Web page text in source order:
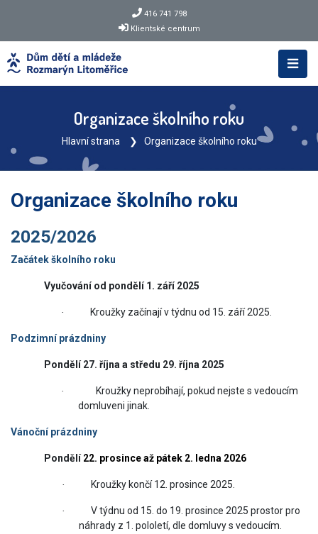
416 741 798
Klientské centrum
Organizace školního roku
Hlavní strana Organizace školního roku
Organizace školního roku
2025/2026
Začátek školního roku
Vyučování od pondělí 1. září 2025
· Kroužky začínají v týdnu od 15. září 2025.
Podzimní prázdniny
Pondělí 27. října a středu 29. října 2025
·
Kroužky neprobíhají, pokud nejste s vedoucím
domluveni jinak.
Vánoční prázdniny
Pondělí22. prosince až pátek 2. ledna 2026
· Kroužky končí 12. prosince 2025.
·
V týdnu od 15. do 19. prosince 2025 prostor pro
náhrady z 1. pololetí, dle domluvy s vedoucím.